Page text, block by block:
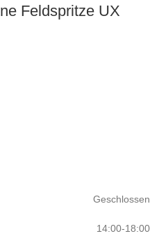
Feldspritze UX
Geschlossen
14:00-18:00